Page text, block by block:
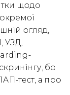
щодо
огляд,
УЗД,
бо
тест, а про